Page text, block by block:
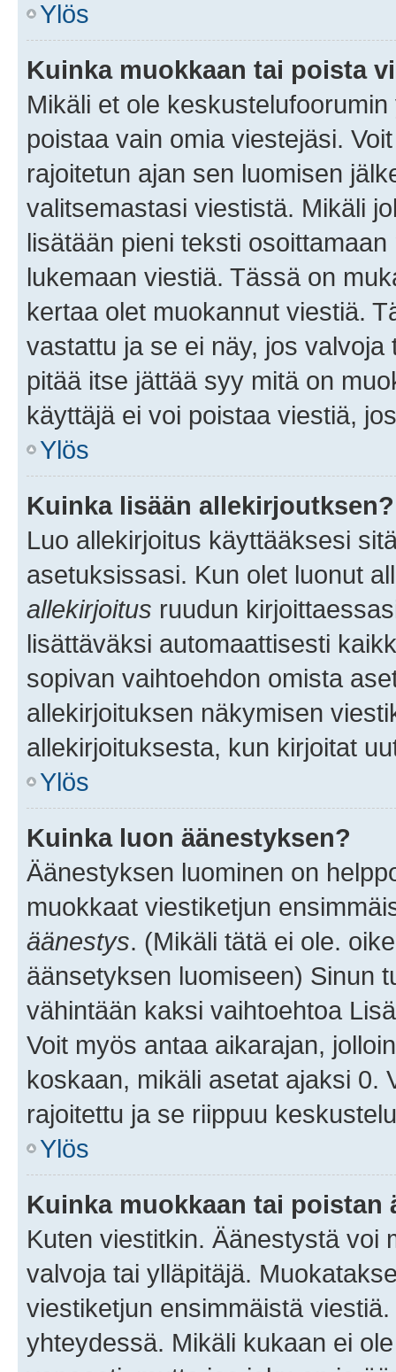
Ylös
Kuinka muokkaan tai poista
Mikäli et ole
poistaa vain omia viestejäsi.
rajoitetun ajan sen luomisen
valitsemastasi viestistä. Mikäli
lisätään pieni teksti
lukemaan viestiä. Tässä on
kertaa olet muokannut viestiä.
vastattu ja se ei näy, jos
pitää itse jättää syy mitä on
käyttäjä ei voi poistaa viestiä,
Ylös
Kuinka lisään allekirjoutksen?
Luo allekirjoitus käyttääksesi
asetuksissasi. Kun olet luonut
allekirjoitus ruudun
lisättäväksi automaattisesti
sopivan vaihtoehdon omista
allekirjoituksen näkymisen
allekirjoituksesta, kun kirjoitat
Ylös
Kuinka luon äänestyksen?
Äänestyksen luominen on
muokkaat viestiketjun
äänestys. (Mikäli tätä ei ole.
äänsetyksen luomiseen) Sinun
vähintään kaksi vaihtoehtoa
Voit myös antaa aikarajan,
koskaan, mikäli asetat ajaksi 0.
rajoitettu ja se riippuu
Ylös
Kuinka muokkaan tai poistan
Kuten viestitkin. Äänestystä voi
valvoja tai ylläpitäjä.
viestiketjun ensimmäistä
yhteydessä. Mikäli kukaan ei